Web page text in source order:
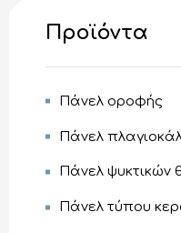
Προϊόντα
Πάνελ οροφής
Πάνελ
Πάνελ ψυκτικών
Πάνελ τύπου